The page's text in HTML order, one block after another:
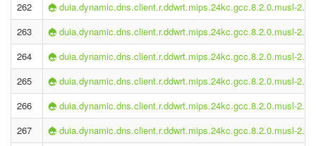
262
duia.dynamic.dns.client.r.ddwrt.mips.24kc.gcc.8.2.0.musl-
263
duia.dynamic.dns.client.r.ddwrt.mips.24kc.gcc.8.2.0.musl-
264
duia.dynamic.dns.client.r.ddwrt.mips.24kc.gcc.8.2.0.musl-
265
duia.dynamic.dns.client.r.ddwrt.mips.24kc.gcc.8.2.0.musl-
266
duia.dynamic.dns.client.r.ddwrt.mips.24kc.gcc.8.2.0.musl-
267
duia.dynamic.dns.client.r.ddwrt.mips.24kc.gcc.8.2.0.musl-